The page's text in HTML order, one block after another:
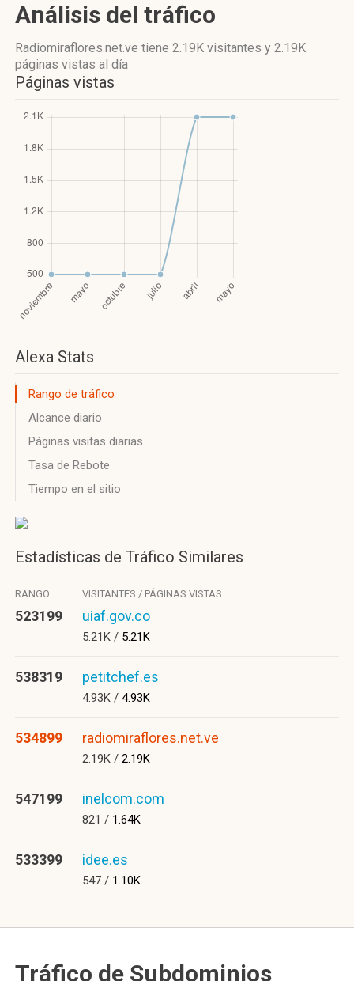
Análisis del tráfico
Radiomiraflores.net.ve tiene 2.19K visitantes y 2.19K
páginas vistas al día
Páginas vistas
Alexa Stats
Rango de tráfico
Alcance diario
Páginas visitas diarias
Tasa de Rebote
Tiempo en el sitio
Estadísticas de Tráfico Similares
RANGO VISITANTES / PÁGINAS VISTAS
523199 uiaf.gov.co
5.21K / 5.21K
538319 petitchef.es
4.93K / 4.93K
534899 radiomiraflores.net.ve
2.19K / 2.19K
547199 inelcom.com
821 / 1.64K
533399 idee.es
547 / 1.10K
Tráfico de Subdominios